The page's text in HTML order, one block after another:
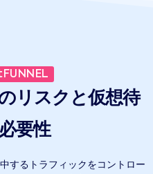
リスクと仮想待
要性
するトラフィックをコントロー